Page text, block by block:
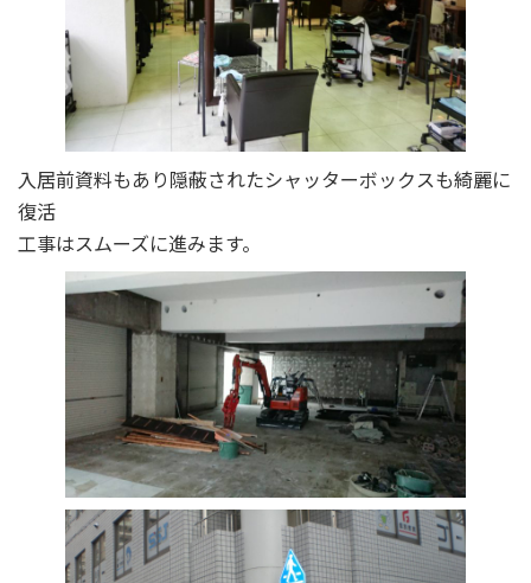
入居前資料もあり隠蔽されたシャッターボックスも綺麗に
復活
工事はスムーズに進みます。